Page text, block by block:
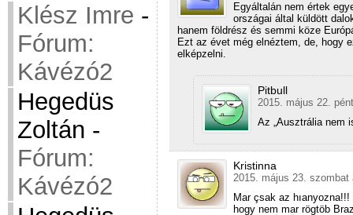
Klész Imre -
Fórum:
Kávézó2
Hegedüs
Zoltán -
Fórum:
Kávézó2
Egyáltalán nem értek
országai által küldött
hanem földrész és semmi köze
Ezt az évet még elnéztem, de, hogy
elképzelni.
Pitbull
2015. május 22.
Az „Ausztrália nem
Kristinna
2015. május 23. szombat
Mar çsak az
hogy nem mar rögtöb